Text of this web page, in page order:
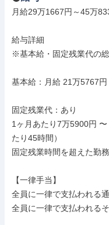
月給29万1667円～45万
給与詳細
※基本給・固定残業代の
基本給：月給 21万5767
固定残業代：あり
1ヶ月あたり7万5900円
たり45時間）
固定残業時間を超えた勤
【一律手当】
全員に一律で支払われる
全員に一律で支払われる